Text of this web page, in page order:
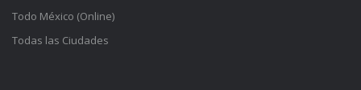
Todo México (Online)
Todas las Ciudades